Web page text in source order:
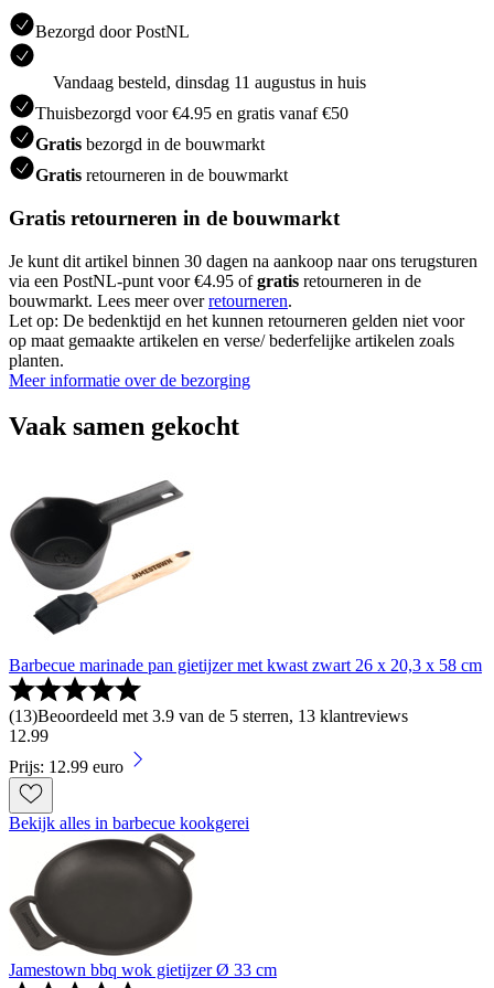
Bezorgd door PostNL
Vandaag besteld, dinsdag 11 augustus in huis
Thuisbezorgd voor €4.95 en gratis vanaf €50
Gratis bezorgd in de bouwmarkt
Gratis retourneren in de bouwmarkt
Gratis retourneren in de bouwmarkt
Je kunt dit artikel binnen 30 dagen na aankoop naar ons terugsturen
via een PostNL-punt voor €4.95 ofgratis retourneren in de
bouwmarkt. Lees meer overretourneren.
Let op: De bedenktijd en het kunnen retourneren gelden niet voor
op maat gemaakte artikelen en verse/ bederfelijke artikelen zoals
planten.
Meer informatie over de bezorging
Vaak samen gekocht
Barbecue marinade pan gietijzer met kwast zwart 26 x 20,3 x 58 cm
(13)Beoordeeld met 3.9 van de 5 sterren, 13 klantreviews
12.99
Prijs: 12.99 euro
Bekijk alles in barbecue kookgerei
Jamestown bbq wok gietijzer Ø 33 cm